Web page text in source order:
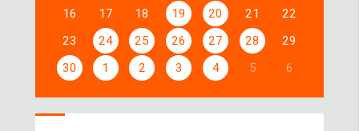
16
17 18 19 20 21
22
23
24 25 26 27 28
29
30
1 2 3 4 5 6